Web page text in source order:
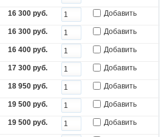
16 300 руб. Добавить
16 300 руб. Добавить
16 400 руб. Добавить
17 300 руб. Добавить
18 950 руб. Добавить
19 500 руб. Добавить
19 500 руб. Добавить